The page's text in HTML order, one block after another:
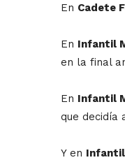
En Cadete
En Infantil
en la final
En Infantil
que decidía
Y en Infantil